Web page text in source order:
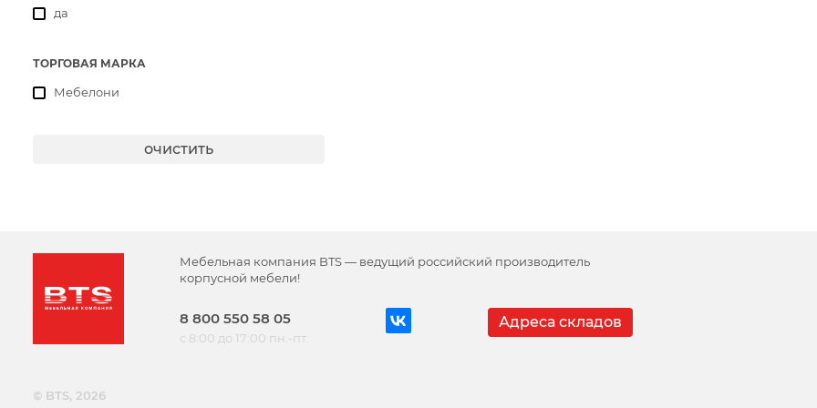
да
ТОРГОВАЯ МАРКА
Мебелони
очистить
Мебельная компания BTS — ведущий российский производитель
корпусной мебели!
8 800 550 58 05
с 8:00 до 17:00 пн.-пт.
Адреса складов
© BTS, 2026